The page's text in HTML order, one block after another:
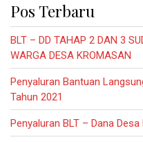
Pos Terbaru
BLT – DD TAHAP 2 DAN 3
WARGA DESA KROMASAN
Penyaluran Bantuan
Tahun 2021
Penyaluran BLT – Dana